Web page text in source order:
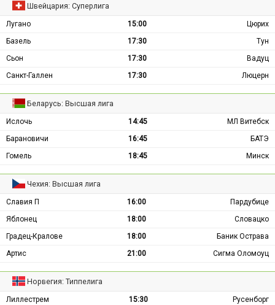
Швейцария: Суперлига
Лугано 15:00
Цюрих
Базель
17:30
Тун
Сьон
17:30
Вадуц
Санкт-Галлен
17:30 Люцерн
Беларусь: Высшая лига
Ислочь 14:45
МЛ Витебск
Барановичи
16:45
БАТЭ
Гомель
18:45 Минск
Чехия: Высшая лига
Славия П 16:00
Пардубице
Яблонец
18:00
Словацко
Градец-Кралове
18:00
Баник Острава
Артис
21:00 Сигма Оломоуц
Норвегия: Типпелига
Лиллестрем 15:30
Русенборг